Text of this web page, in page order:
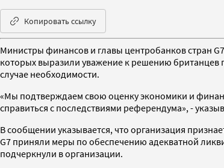
Копировать ссылку
Министры финансов и главы центробанков стран
которых выразили уважение к решению британцев
случае необходимости.
«Мы подтверждаем свою оценку экономики и
справиться с последствиями референдума», -
В сообщении указывается, что организация
G7 приняли меры по обеспечению адекватной
подчеркнули в организации.